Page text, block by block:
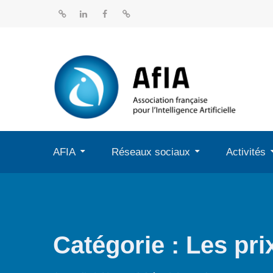
AFIA Réseaux sociaux Activités
Catégorie : Les